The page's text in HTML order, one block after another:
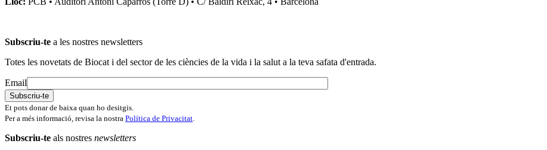
Subscriu-te a les nostres newsletters
Totes les novetats de Biocat i del sector de les ciències de la vida i la salut a la teva safata d'entrada.
Email
Et pots donar de baixa quan ho desitgis.
Per a més informació, revisa la nostra Política de Privacitat.
Subscriu-te als nostres newsletters